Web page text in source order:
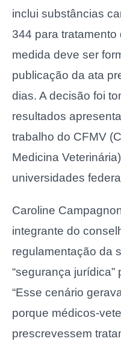
inclui substâncias
344 para
medida deve ser
publicação da ata
dias. A decisão foi
resultados
trabalho do CFMV
Medicina
universidades
Caroline
integrante do
regulamentação da
“segurança
“Esse cenário
porque médicos-
prescrevessem